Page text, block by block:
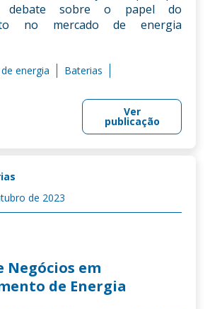
debate sobre o papel do
no mercado de energia
energia Baterias
Ver
publicação
de 2023
Negócios em
de Energia